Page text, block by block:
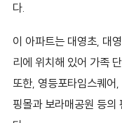
다.
이 아파트는 대영초, 대
리에 위치해 있어 가족
또한, 영등포타임스퀘어
핑몰과 보라매공원 등의